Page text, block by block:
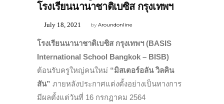
โรงเรียนนานาชาติเบซิส กรุงเทพฯ
byAroundonline
July 18, 2021
โรงเรียนนานาชาติเบซิส กรุงเทพฯ (BASIS
International School Bangkok – BISB)
ต้อนรับครูใหญ่คนใหม่ “มิสเตอร์อลัน วิลคิน
สัน” ภายหลังประกาศแต่งตั้งอย่างเป็นทางการ
มีผลตั้งแต่วันที่ 16 กรกฏาคม 2564